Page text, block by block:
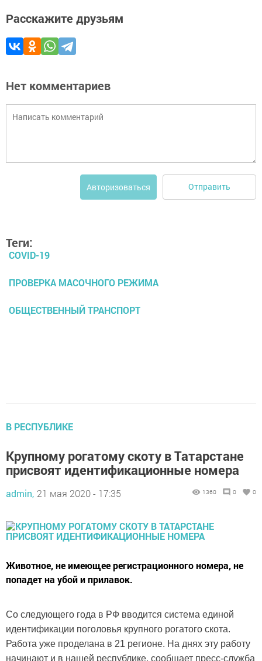
Расскажите друзьям
Нет комментариев
Авторизоваться Отправить
Теги:
COVID-19
ПРОВЕРКА МАСОЧНОГО РЕЖИМА
ОБЩЕСТВЕННЫЙ ТРАНСПОРТ
В РЕСПУБЛИКЕ
Крупному рогатому скоту в Татарстане
присвоят идентификационные номера
admin, 21 мая 2020 - 17:35 1360 0 0
Животное, не имеющее регистрационного номера, не
попадет на убой и прилавок.
Со следующего года в РФ вводится система единой
идентификации поголовья крупного рогатого скота.
Работа уже проделана в 21 регионе. На днях эту работу
начинают и в нашей республике, сообщает пресс-служба